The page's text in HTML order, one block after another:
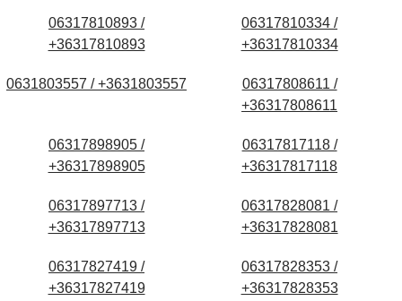
06317810893 /
+36317810893
06317810334 /
+36317810334
0631803557 / +3631803557
06317808611 /
+36317808611
06317898905 /
+36317898905
06317817118 /
+36317817118
06317897713 /
+36317897713
06317828081 /
+36317828081
06317827419 /
+36317827419
06317828353 /
+36317828353